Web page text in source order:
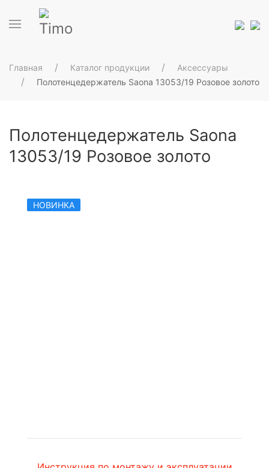
Главная Каталог продукции
Аксессуары
Полотенцедержатель Saona 13053/19 Розовое золото
Полотенцедержатель Saona
13053/19 Розовое золото
НОВИНКА